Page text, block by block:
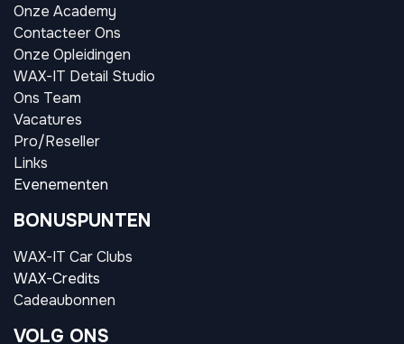
Onze Academy
Contacteer Ons
Onze Opleidingen
WAX-IT Detail Studio
Ons Team
Vacatures
Pro/Reseller
Links
Evenementen
BONUSPUNTEN
WAX-IT Car Clubs
WAX-Credits
Cadeaubonnen
VOLG ONS